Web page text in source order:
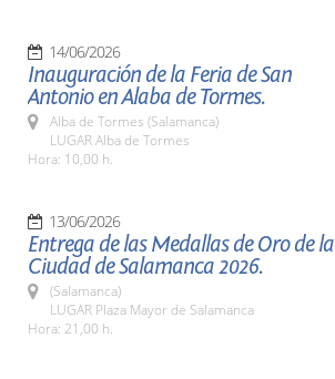
14/06/2026
Inauguración de la Feria de San
Antonio en Alaba de Tormes.
Alba de Tormes (Salamanca)
LUGAR Alba de Tormes
Hora: 10,00 h.
13/06/2026
Entrega de las Medallas de Oro de la
Ciudad de Salamanca 2026.
(Salamanca)
LUGAR Plaza Mayor de Salamanca
Hora: 21,00 h.